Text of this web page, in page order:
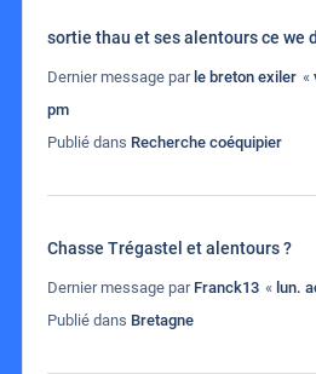
sortie thau et ses alentours ce we
Dernier message par le breton exiler «
pm
Publié dans Recherche coéquipier
Chasse Trégastel et alentours ?
Dernier message par Franck13 « lun.
Publié dans Bretagne